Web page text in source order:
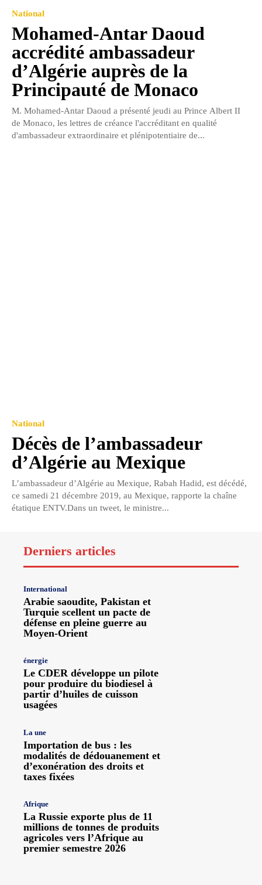
National
Mohamed-Antar Daoud
accrédité ambassadeur
d’Algérie auprès de la
Principauté de Monaco
M. Mohamed-Antar Daoud a présenté jeudi au Prince Albert II
de Monaco, les lettres de créance l'accréditant en qualité
d'ambassadeur extraordinaire et plénipotentiaire de...
National
Décès de l’ambassadeur
d’Algérie au Mexique
L’ambassadeur d’Algérie au Mexique, Rabah Hadid, est décédé,
ce samedi 21 décembre 2019, au Mexique, rapporte la chaîne
étatique ENTV.Dans un tweet, le ministre...
Derniers articles
International
Arabie saoudite, Pakistan et
Turquie scellent un pacte de
défense en pleine guerre au
Moyen-Orient
énergie
Le CDER développe un pilote
pour produire du biodiesel à
partir d’huiles de cuisson
usagées
La une
Importation de bus : les
modalités de dédouanement et
d’exonération des droits et
taxes fixées
Afrique
La Russie exporte plus de 11
millions de tonnes de produits
agricoles vers l’Afrique au
premier semestre 2026